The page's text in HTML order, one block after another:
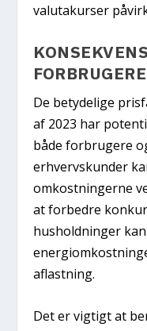
valutakurser
De betydelige
af 2023 har
både forbrugere
erhvervskunder
omkostningerne
at forbedre
husholdninger
aflastning.
Det er vigtigt at